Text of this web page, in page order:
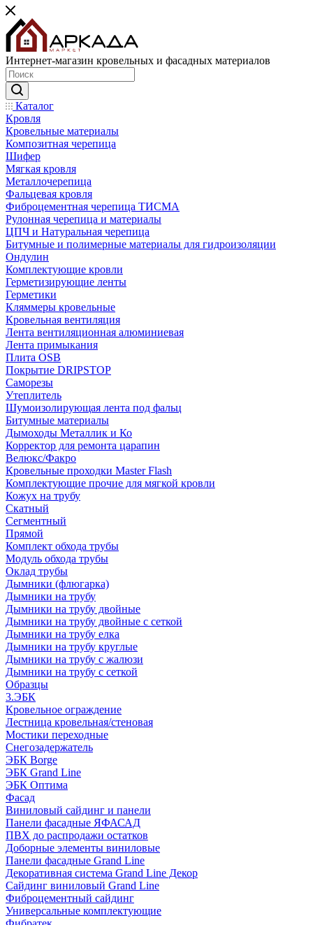
Интернет-магазин кровельных и фасадных материалов
Каталог
Кровля
Кровельные материалы
Композитная черепица
Шифер
Мягкая кровля
Металлочерепица
Фальцевая кровля
Фиброцементная черепица ТИСМА
Рулонная черепица и материалы
ЦПЧ и Натуральная черепица
Битумные и полимерные материалы для гидроизоляции
Ондулин
Комплектующие кровли
Герметизирующие ленты
Герметики
Кляммеры кровельные
Кровельная вентиляция
Лента вентиляционная алюминиевая
Лента примыкания
Плита OSB
Покрытие DRIPSTOP
Саморезы
Утеплитель
Шумоизолирующая лента под фальц
Битумные материалы
Дымоходы Металлик и Ко
Корректор для ремонта царапин
Велюкс/Факро
Кровельные проходки Master Flash
Комплектующие прочие для мягкой кровли
Кожух на трубу
Скатный
Сегментный
Прямой
Комплект обхода трубы
Модуль обхода трубы
Оклад трубы
Дымники (флюгарка)
Дымники на трубу
Дымники на трубу двoйные
Дымники на трубу двoйные с сеткой
Дымники на трубу елка
Дымники на трубу круглые
Дымники на трубу с жалюзи
Дымники на трубу с сеткой
Образцы
3.ЭБК
Кровельное ограждение
Лестница кровельная/стеновая
Мостики переходные
Снегозадержатель
ЭБК Borge
ЭБК Grand Line
ЭБК Оптима
Фасад
Виниловый сайдинг и панели
Панели фасадные ЯФАСАД
ПВХ до распродажи остатков
Доборные элементы виниловые
Панели фасадные Grand Line
Декоративная система Grand Line Декор
Сайдинг виниловый Grand Line
Фиброцементный сайдинг
Универсальные комплектующие